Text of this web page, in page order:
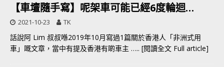
【車壇隨手寫】呢架車可能已經6度輪迴…
2021-10-23 TK
話說阿 Lim 叔叔喺2019年10月寫過1篇關於香港人「非洲式用
車」嘅文章，當中有提及香港有啲車主 ….. [閱讀全文 Full article]